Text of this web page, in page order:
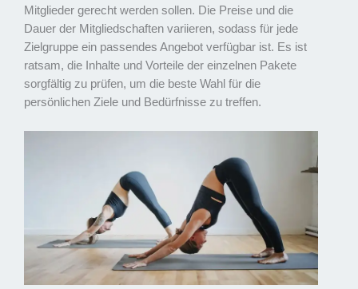
Mitglieder gerecht werden sollen. Die Preise und die
Dauer der Mitgliedschaften variieren, sodass für jede
Zielgruppe ein passendes Angebot verfügbar ist. Es ist
ratsam, die Inhalte und Vorteile der einzelnen Pakete
sorgfältig zu prüfen, um die beste Wahl für die
persönlichen Ziele und Bedürfnisse zu treffen.